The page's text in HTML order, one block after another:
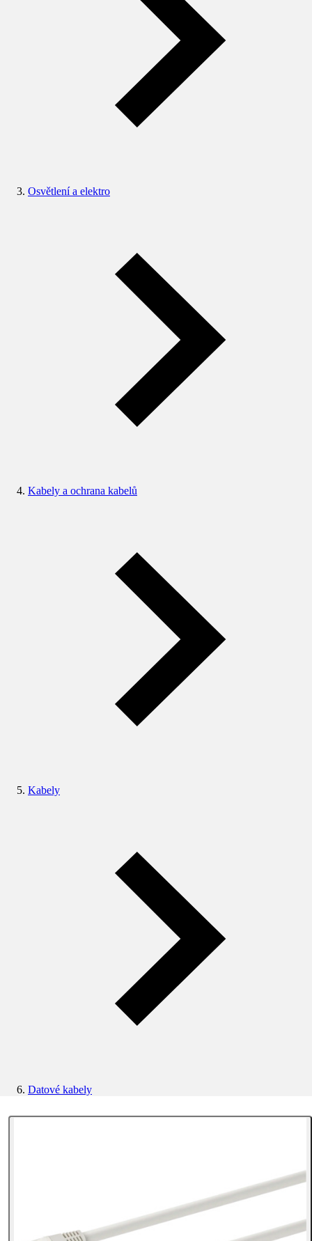
Osvětlení a elektro
Kabely a ochrana kabelů
Kabely
Datové kabely